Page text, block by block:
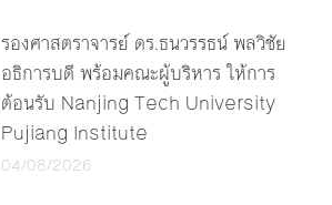
รองศาสตราจารย์ ดร.ธนวรรธน์ พลวิชัย
อธิการบดี พร้อมคณะผู้บริหาร ให้การ
ต้อนรับ Nanjing Tech University
Pujiang Institute
04/08/2026